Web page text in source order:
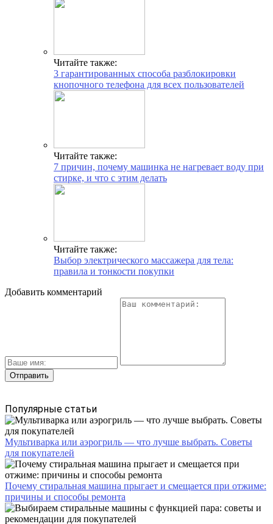
Читайте также:
3 гарантированных способа разблокировки
кнопочного телефона для всех пользователей
Читайте также:
7 причин, почему машинка не нагревает воду при
стирке, и что с этим делать
Читайте также:
Выбор электрического массажера для тела:
правила и тонкости покупки
Добавить комментарий
Популярные статьи
Мультиварка или аэрогриль — что лучше выбрать. Советы
для покупателей
Почему стиральная машина прыгает и смещается при отжиме:
причины и способы ремонта